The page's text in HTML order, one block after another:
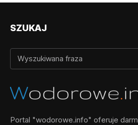
SZUKAJ
Portal "wodorowe.info" oferuje